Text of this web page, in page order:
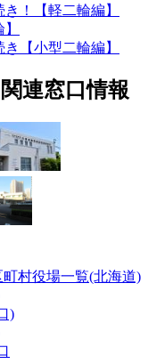
連窓口情報